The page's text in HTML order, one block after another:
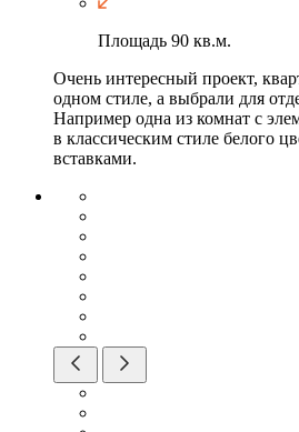
Площадь 90 кв.м.
Очень интересный проект,
одном стиле, а выбрали для
Например одна из комнат с
в классическим стиле белого
вставками.